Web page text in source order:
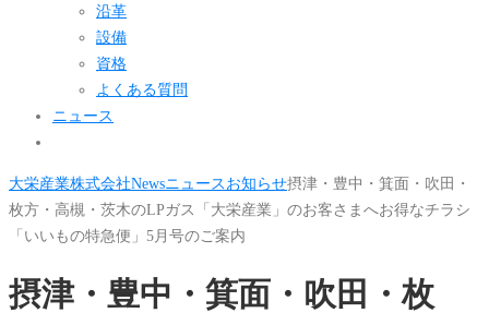
沿革
設備
資格
よくある質問
ニュース
大栄産業株式会社Newsニュースお知らせ摂津・豊中・箕面・吹田・
枚方・高槻・茨木のLPガス「大栄産業」のお客さまへお得なチラシ
「いいもの特急便」5月号のご案内
摂津・豊中・箕面・吹田・枚